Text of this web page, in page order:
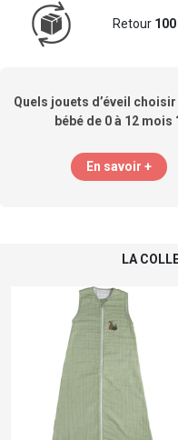
Retour
Quels jouets d’éveil
bébé de 0 à 12 mois
En savoir +
LA